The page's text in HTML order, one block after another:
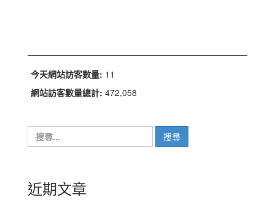
今天網站訪客數量: 11
網站訪客數量總計: 472,058
尋
字:
近期文章